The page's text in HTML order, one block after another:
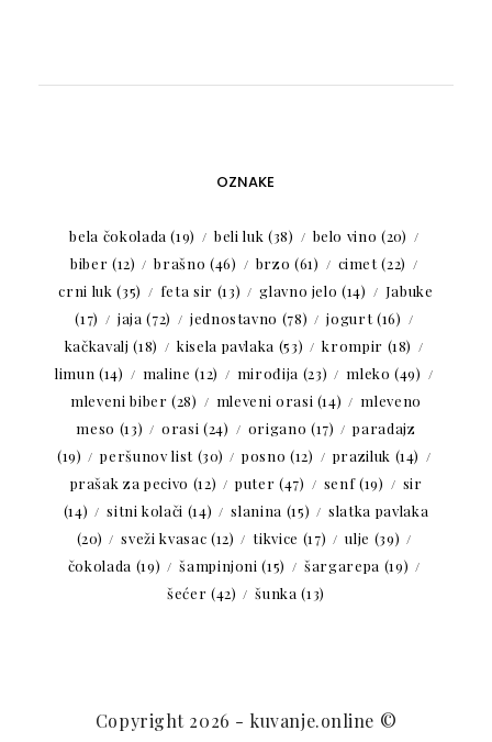
OZNAKE
bela čokolada (19) beli luk (38) belo vino (20)
biber (12) brašno (46) brzo (61) cimet(22)
crni luk (35) feta sir (13) glavno jelo (14)
Jabuke
(17)
jaja (72) jednostavno (78) jogurt(16)
kačkavalj (18) kisela pavlaka (53) krompir (18)
limun (14) maline (12) mirođija (23) mleko (49)
mleveni biber (28) mleveni orasi (14)
mleveno
meso (13) orasi (24) origano (17)
paradajz
(19)
peršunov list(30) posno (12) praziluk (14)
prašak za pecivo (12) puter (47) senf(19)
sir
(14)
sitni kolači (14) slanina (15)
slatka pavlaka
(20)
sveži kvasac (12) tikvice (17) ulje (39)
čokolada (19) šampinjoni (15) šargarepa (19)
šećer (42) šunka (13)
Copyright 2026 - kuvanje.online ©